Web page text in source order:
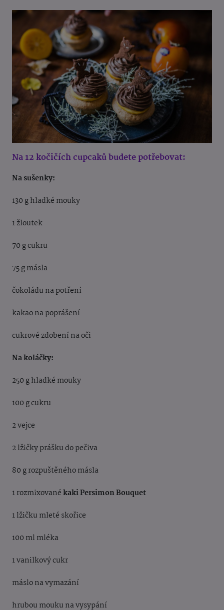
Na 12 kočičích cupcaků budete potřebovat:
Na sušenky:
130 g hladké mouky
1 žloutek
70 g cukru
75 g másla
čokoládu na potření
kakao na poprášení
cukrové zdobení na oči
Na koláčky:
250 g hladké mouky
100 g cukru
2 vejce
2 lžičky prášku do pečiva
80 g rozpuštěného másla
1 rozmixovanékaki Persimon Bouquet
1 lžičku mleté skořice
100 ml mléka
1 vanilkový cukr
máslo na vymazání
hrubou mouku na vysypání